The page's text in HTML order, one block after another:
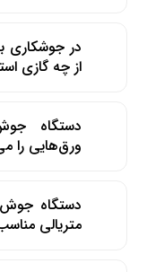
در جوشکاری
از چه گازی
دستگاه
ورق‌هایی را
دستگاه
متریالی